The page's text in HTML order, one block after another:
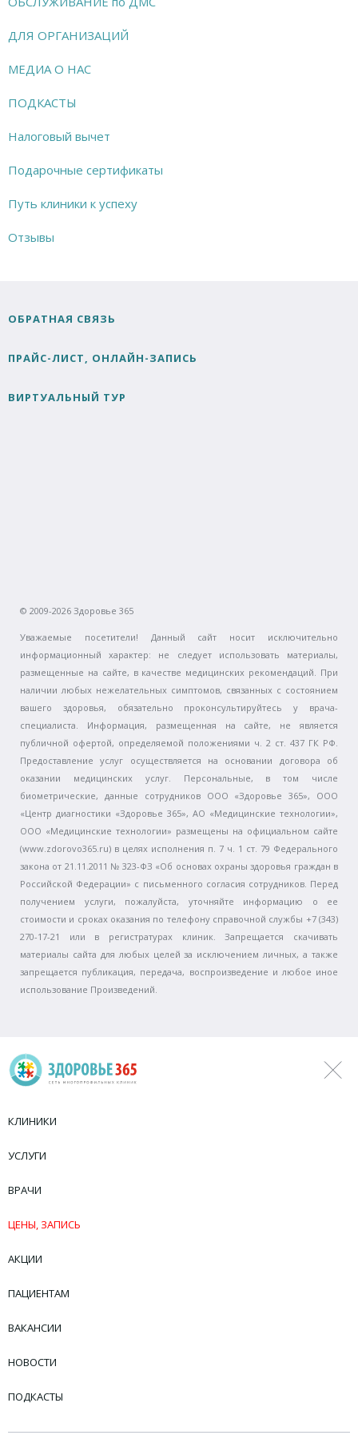
ДЛЯ ОРГАНИЗАЦИЙ
МЕДИА О НАС
ПОДКАСТЫ
Налоговый вычет
Подарочные сертификаты
Путь клиники к успеху
Отзывы
ОБРАТНАЯ СВЯЗЬ
ПРАЙС-ЛИСТ, ОНЛАЙН-ЗАПИСЬ
ВИРТУАЛЬНЫЙ ТУР
© 2009-2026 Здоровье 365
Уважаемые посетители! Данный сайт носит исключительно
информационный характер: не следует использовать материалы,
размещенные на сайте, в качестве медицинских рекомендаций. При
наличии любых нежелательных симптомов, связанных с состоянием
вашего здоровья, обязательно проконсультируйтесь у врача-
специалиста. Информация, размещенная на сайте, не является
публичной офертой, определяемой положениями ч. 2 ст. 437 ГК РФ.
Предоставление услуг осуществляется на основании договора об
оказании медицинских услуг. Персональные, в том числе
биометрические, данные сотрудников ООО «Здоровье 365», ООО
«Центр диагностики «Здоровье 365», АО «Медицинские технологии»,
ООО «Медицинские технологии» размещены на официальном сайте
(www.zdorovo365.ru) в целях исполнения п. 7 ч. 1 ст. 79 Федерального
закона от 21.11.2011 № 323-ФЗ «Об основах охраны здоровья граждан в
Российской Федерации» с письменного согласия сотрудников. Перед
получением услуги, пожалуйста, уточняйте информацию о ее
стоимости и сроках оказания по телефону справочной службы +7 (343)
270-17-21 или в регистратурах клиник. Запрещается скачивать
материалы сайта для любых целей за исключением личных, а также
запрещается публикация, передача, воспроизведение и любое иное
использование Произведений.
КЛИНИКИ
УСЛУГИ
ВРАЧИ
ЦЕНЫ, ЗАПИСЬ
АКЦИИ
ПАЦИЕНТАМ
ВАКАНСИИ
НОВОСТИ
ПОДКАСТЫ